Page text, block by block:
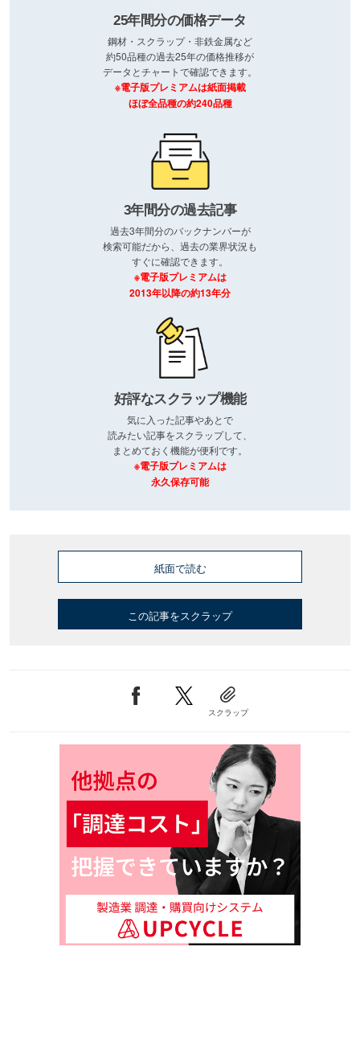
25年間分の価格データ
鋼材・スクラップ・非鉄金属など
約50品種の過去25年の価格推移が
データとチャートで確認できます。
※電子版プレミアムは紙面掲載
ほぼ全品種の約240品種
3年間分の過去記事
過去3年間分のバックナンバーが
検索可能だから、過去の業界状況も
すぐに確認できます。
※電子版プレミアムは
2013年以降の約13年分
好評なスクラップ機能
気に入った記事やあとで
読みたい記事をスクラップして、
まとめておく機能が便利です。
※電子版プレミアムは
永久保存可能
紙面で読む
この記事をスクラップ
スクラップ